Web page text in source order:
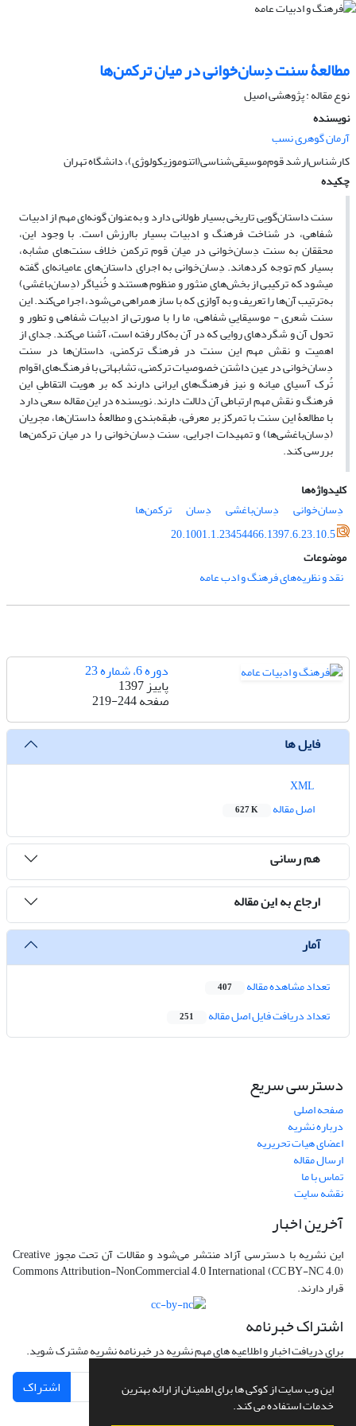
این وب سایت از کوکی ها برای اطمینان از ارائه بهترین
خدمات استفاده می کند.
مطالعۀ سنت دِسان‌خوانی در میان ترکمن‌ها
نوع مقاله : پژوهشی اصیل
نویسنده
آرمان گوهری نسب
کارشناس‌ارشد قوم‌موسیقی‌شناسی(اتنوموزیکولوژی)، دانشگاه تهران
چکیده
سنت داستان‌گویی تاریخی بسیار طولانی دارد و به‌عنوان گونه‌‌ای مهم از ادبیات
شفاهی، در شناخت فرهنگ و ادبیات بسیار باارزش است. با‌‌ وجود این،
محققان به سنت دِسان‌خوانی در میان قوم ترکمن‌ خلاف سنت‌های مشابه،
بسیار کم توجه کرده­اند. دِسان‌خوانی به اجرای داستان‌های عامیانه‌ای گفته
می­شود که ترکیبی از بخش‌های منثور و منظوم هستند و خُنیاگر (دِسان‌باغشی)
به‌ترتیب آن‌ها را تعریف و به آوازی که با ساز همراهی می‌شود، اجرا می‌کند. این
سنت شعری - موسیقاییِ شفاهی، ما را با صورتی از ادبیات شفاهی و تطور و
تحول آن و شگرد‌های روایی که در آن به‌کار رفته است، آشنا می‌کند. جدای از
اهمیت و نقش مهم این سنت در فرهنگ ترکمنی، داستان‌ها در سنت
دِسان‌خوانی در عین داشتن خصوصیات ترکمنی، تشابهاتی با فرهنگ‌های اقوام
تُرک آسیای میانه و نیز فرهنگ‌های ایرانی دارند که بر هویت التقاطیِ این
فرهنگ و نقش مهم ارتباطی آن دلالت دارند. نویسنده در این مقاله سعی دارد
با مطالعۀ این سنت با تمرکز بر معرفی، طبقه‌بندی و مطالعۀ داستان‌ها، مجریان
(دِسان‌باغشی‌ها) و تمهیدات اجرایی، سنت دِسان‌خوانی را در میان ترکمن‌ها
بررسی کند.
کلیدواژه‌ها
دِسان‌خوانی
دِسان‌باغشی دِسان
ترکمن‌ها
20.1001.1.23454466.1397.6.23.10.5
موضوعات
نقد و نظریه‌های فرهنگ و ادب عامه
دوره 6، شماره 23
پاییز 1397
صفحه219-244
فایل ها
اصل مقاله
627 K
هم رسانی
ارجاع به این مقاله
آمار
تعداد مشاهده مقاله 407
تعداد دریافت فایل اصل مقاله 251
دسترسی سریع
صفحه اصلی
درباره نشریه
اعضای هیات تحریریه
ارسال مقاله
تماس با ما
نقشه سایت
آخرین اخبار
این نشریه با دسترسی آزاد منتشر می‌شود و مقالات آن تحت مجوز Creative
Commons Attribution-NonCommercial 4.0 International (CC BY-NC 4.0)
قرار دارند.
اشتراک خبرنامه
برای دریافت اخبار و اطلاعیه های مهم نشریه در خبرنامه نشریه مشترک شوید.
اشتراک